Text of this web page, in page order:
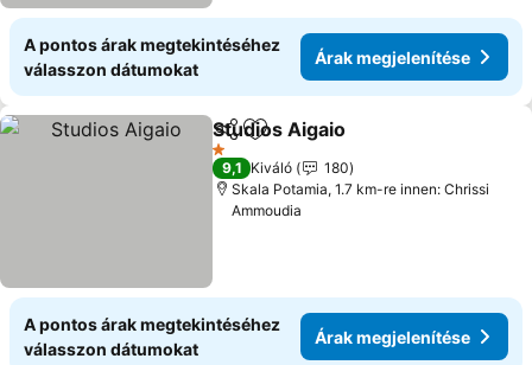
A pontos árak megtekintéséhez
válasszon dátumokat
Árak megjelenítése
Megosztás
Hozzáadás a kedvencekhez
Studios Aigaio
1 Kategória
9,1 Kiváló
180
Skala Potamia, 1.7 km-re innen: Chrissi
Ammoudia
A pontos árak megtekintéséhez
válasszon dátumokat
Árak megjelenítése